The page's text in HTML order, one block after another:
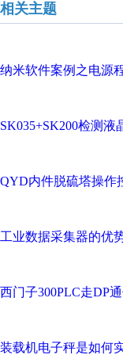
相关主题
纳米软件案例之电源
SK035+SK200检测液
QYD内件脱硫塔操作
工业数据采集器的优
西门子300PLC走DP
装载机电子秤是如何